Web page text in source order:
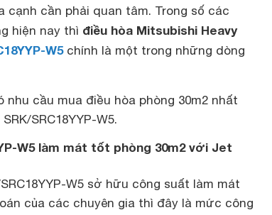
cần phải quan tâm. Trong số các
hiện nay thì điều hòa Mitsubishi Heavy
W5chính là một trong những dòng
cầu mua điều hòa phòng 30m2 nhất
SRK/SRC18YYP-W5.
W5 làm mát tốt phòng 30m2 với Jet
SRC18YYP-W5 sở hữu công suất làm mát
của các chuyên gia thì đây là mức công